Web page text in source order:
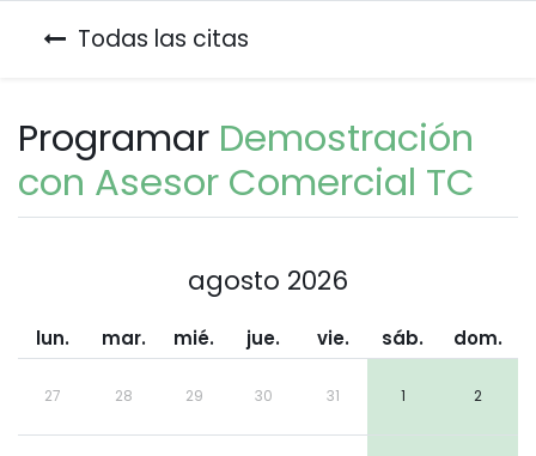
Todas las citas
Programar Demostración
con Asesor Comercial TC
agosto 2026
lun. mar. mié. jue. vie. sáb. dom.
27 28 29 30 31 1 2